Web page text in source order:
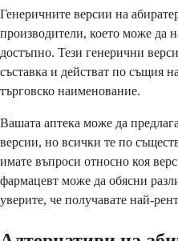
Генеричните версии на
производители, което може да
достъпно. Тези генерични
съставка и действат по същия
търговско наименование.
Вашата аптека може да
версии, но всички те по
имате въпроси относно коя
фармацевт може да обясни
уверите, че получавате най-